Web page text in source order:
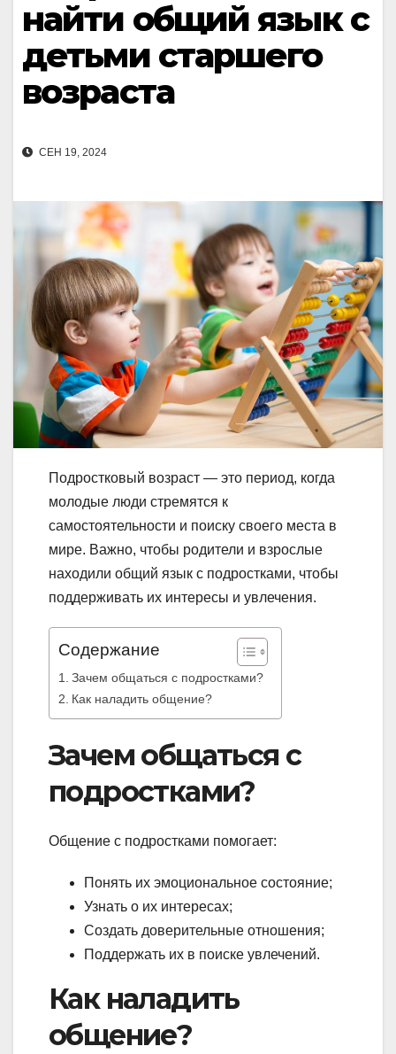
найти общий язык с
детьми старшего
возраста
СЕН 19, 2024
Подростковый возраст — это период, когда
молодые люди стремятся к
самостоятельности и поиску своего места в
мире. Важно, чтобы родители и взрослые
находили общий язык с подростками, чтобы
поддерживать их интересы и увлечения.
Содержание
Зачем общаться с подростками?
Как наладить общение?
Зачем общаться с
подростками?
Общение с подростками помогает:
Понять их эмоциональное состояние;
Узнать о их интересах;
Создать доверительные отношения;
Поддержать их в поиске увлечений.
Как наладить
общение?